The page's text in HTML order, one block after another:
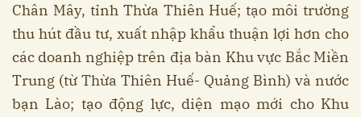
Chân Mây, tỉnh Thừa Thiên Huế; tạo môi trường
thu hút đầu tư, xuất nhập khẩu thuận lợi hơn cho
các doanh nghiệp trên địa bàn Khu vực Bắc Miền
Trung (từ Thừa Thiên Huế- Quảng Bình) và nước
bạn Lào; tạo động lực, diện mạo mới cho Khu